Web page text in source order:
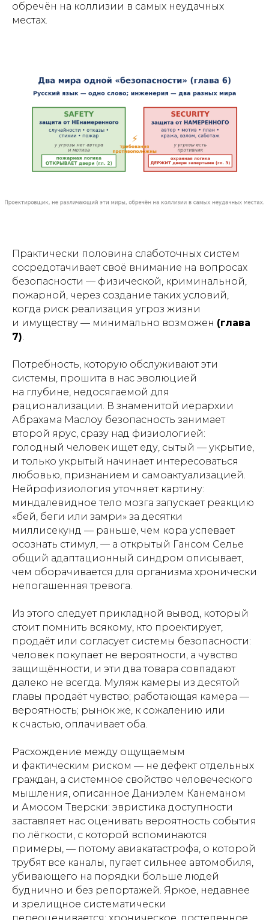
обречён на коллизии в самых неудачных
местах.
Практически половина слаботочных систем
сосредотачивает своё внимание на вопросах
безопасности — физической, криминальной,
пожарной, через создание таких условий,
когда риск реализация угроз жизни
и имуществу — минимально возможен (глава
7)
Потребность, которую обслуживают эти
системы, прошита в нас эволюцией
на глубине, недосягаемой для
рационализации. В знаменитой иерархии
Абрахама Маслоу безопасность занимает
второй ярус, сразу над физиологией:
голодный человек ищет еду, сытый — укрытие,
и только укрытый начинает интересоваться
любовью, признанием и самоактуализацией.
Нейрофизиология уточняет картину:
миндалевидное тело мозга запускает реакцию
«бей, беги или замри» за десятки
миллисекунд — раньше, чем кора успевает
осознать стимул, — а открытый Гансом Селье
общий адаптационный синдром описывает,
чем оборачивается для организма хронически
непогашенная тревога.
Из этого следует прикладной вывод, который
стоит помнить всякому, кто проектирует,
продаёт или согласует системы безопасности:
человек покупает не вероятности, а чувство
защищённости, и эти два товара совпадают
далеко не всегда. Муляж камеры из десятой
главы продаёт чувство; работающая камера —
вероятность; рынок же, к сожалению или
к счастью, оплачивает оба.
Расхождение между ощущаемым
и фактическим риском — не дефект отдельных
граждан, а системное свойство человеческого
мышления, описанное Даниэлем Канеманом
и Амосом Тверски: эвристика доступности
заставляет нас оценивать вероятность события
по лёгкости, с которой вспоминаются
примеры, — потому авиакатастрофа, о которой
трубят все каналы, пугает сильнее автомобиля,
убивающего на порядки больше людей
буднично и без репортажей. Яркое, недавнее
и зрелищное систематически
переоценивается; хроническое, постепенное